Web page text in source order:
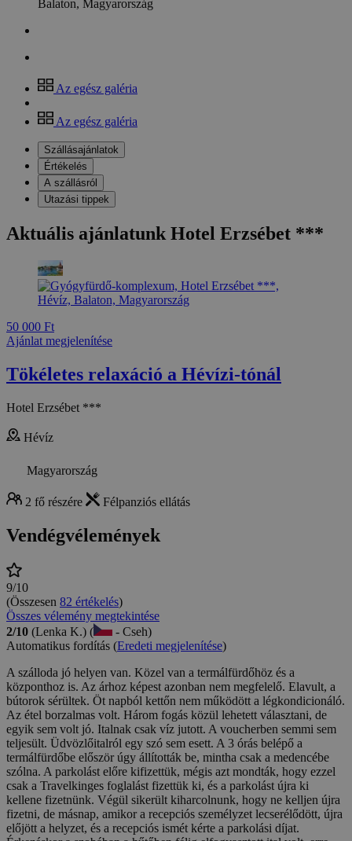
Az egész galéria
Az egész galéria
Szállásajánlatok
Értékelés
A szállásról
Utazási tippek
Aktuális ajánlatunk Hotel Erzsébet ***
50 000 Ft
Ajánlat megjelenítése
Tökéletes relaxáció a Hévízi-tónál
Hotel Erzsébet ***
Hévíz
Magyarország
2 fő részére Félpanziós ellátás
Vendégvélemények
9/10
(Összesen 82 értékelés)
Összes vélemény megtekintése
2/10 (Lenka K.) (
- Cseh)
Automatikus fordítás (Eredeti megjelenítése)
A szálloda jó helyen van. Közel van a termálfürdőhöz és a
központhoz is. Az árhoz képest azonban nem megfelelő. Elavult, a
bútorok sérültek. Öt napból kettőn nem működött a légkondicionáló.
Az étel borzalmas volt. Három fogás közül lehetett választani, de
egyik sem volt jó. Italnak csak víz jutott. A voucherben semmi sem
teljesült. Üdvözlőitalról egy szó sem esett. A 3 órás belépő a
termálfürdőbe először úgy állították be, mintha csak a medencébe
szólna. A parkolást előre kifizettük, mégis azt mondták, hogy ezzel
csak a Travelkinges foglalást fizettük ki, és a parkolást újra ki
kellene fizetnünk. Végül sikerült kiharcolnunk, hogy ne kelljen újra
fizetni, de másnap, amikor a recepciós személyzet lecserélődött, újra
előjött a helyzet, és a recepciós ismét kérte a parkolási díjat.